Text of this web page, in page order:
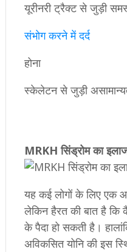
यूरीनरी ट्रैक्ट से जुड़ी
संभोग करने में दर्द
होना
स्केलेटन से जुड़ी
​MRKH सिंड्रोम का
यह कई लोगों के लिए एक
लेकिन हैरत की बात है कि
के पैदा हो सकती है।
अविकसित योनि की इस